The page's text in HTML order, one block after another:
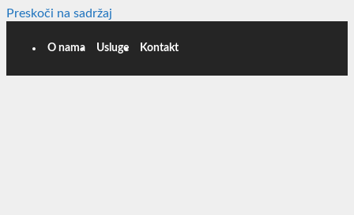
Preskoči na sadržaj
O nama Usluge Kontakt